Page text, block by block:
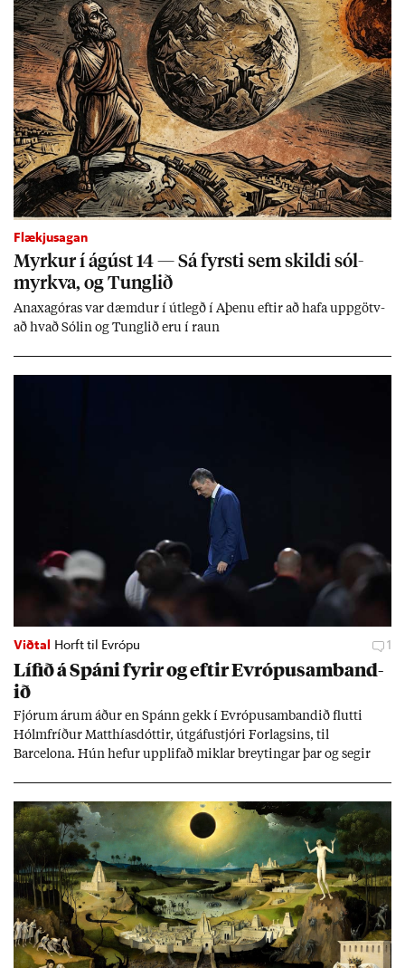
Flækjusagan
Myrk­ur í ág­úst 14 — Sá fyrsti sem skildi sól­
myrkva, og Tungl­ið
An­axagór­as var dæmd­ur í út­legð í Aþenu eft­ir að hafa upp­götv­
að hvað Sól­in og Tungl­ið eru í raun
Viðtal Horft til Evrópu 1
Líf­ið á Spáni fyr­ir og eft­ir Evr­ópu­sam­band­
ið
Fjór­um ár­um áð­ur en Spánn gekk í Evr­ópu­sam­band­ið flutti
Hólm­fríð­ur Matth­ías­dótt­ir, út­gáfu­stjóri For­lags­ins, til
Barcelona. Hún hef­ur upp­lif­að mikl­ar breyt­ing­ar þar og seg­ir
jafnt sem styrkj­um til menn­ing­ar­mála. Þá hafi katalónsk­an hlot­
ið með­byr.